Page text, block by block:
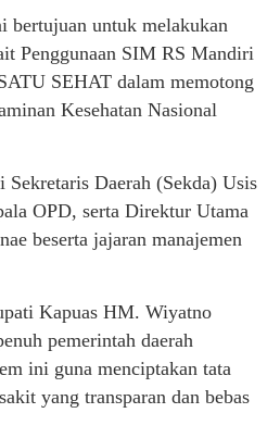
bertujuan untuk melakukan
Penggunaan SIM RS Mandiri
SEHAT dalam memotong
Kesehatan Nasional
Daerah (Sekda) Usis
OPD, serta Direktur Utama
beserta jajaran manajemen
Kapuas HM. Wiyatno
pemerintah daerah
ini guna menciptakan tata
yang transparan dan bebas